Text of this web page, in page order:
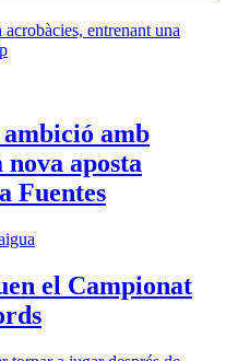
amb
aposta
Fuentes
el Campionat